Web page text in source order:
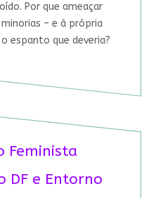
Por que ameaçar
– e à própria
espanto que deveria?
Feminista
DF e Entorno